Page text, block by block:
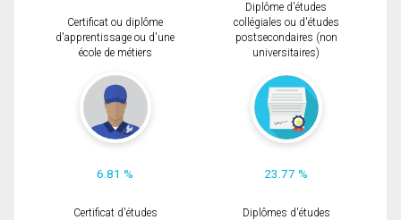
Certificat ou diplôme
d'apprentissage ou d'une
école de métiers
6.81 %
Diplôme d'études
collégiales ou d'études
postsecondaires (non
universitaires)
23.77 %
Certificat d'études
Diplômes d'études